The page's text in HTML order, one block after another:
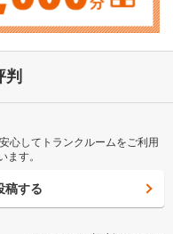
判
心してトランクルームをご利用
ます。
稿する